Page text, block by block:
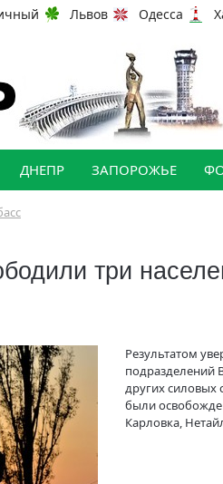
Львов Одесса
ДНЕПР ЗАПОРОЖЬЕ
три
Результатом
подразделений
других силовых
были
Карловка,